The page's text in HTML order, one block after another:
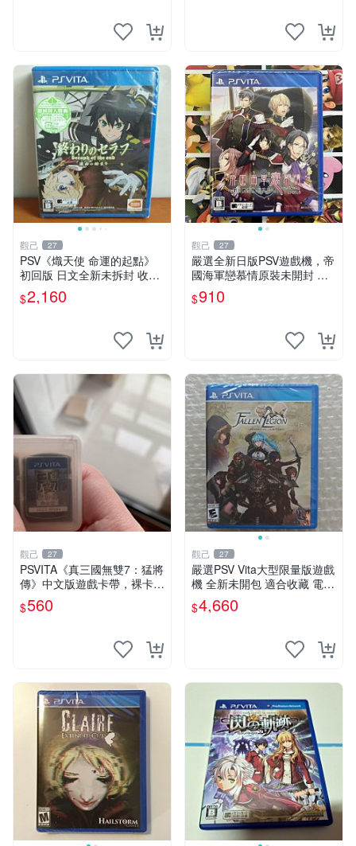
觀己 27
PSV《熾天使 命運的起點》
初回版 日文全新未拆封 收藏
推薦 系列補完 PSV《熾天使
命運的起點》初回日文盒齊
$2,160
觀己 27
嚴選全新日版PSV遊戲機，帝
國海軍戀慕情原裝未開封 電
玩 主題 測試
$910
觀己 27
PSVITA《真三國無雙7：猛將
傳》中文版遊戲卡帶，裸卡未
包裝，成色佳，功能良好，專
機兼容，即發，嚴選，適合收
$560
觀己 27
嚴選PSV Vita大型限量版遊戲
機 全新未開包 適合收藏 電玩
Vita 遊戲機 氣質機具 未拆封
娛樂機具
$4,660